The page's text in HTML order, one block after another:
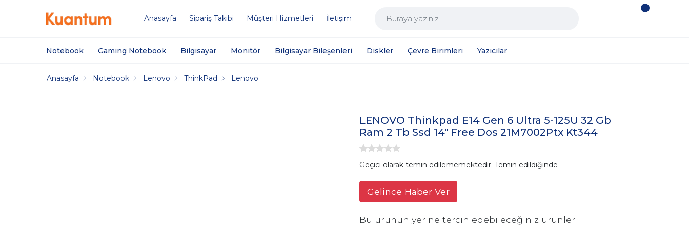
Anasayfa Sipariş Takibi Müşteri Hizmetleri İletişim
Notebook Gaming Notebook Bilgisayar Monitör Bilgisayar Bileşenleri Diskler Çevre Birimleri Yazıcılar
Anasayfa Notebook Lenovo ThinkPad Lenovo
LENOVO Thinkpad E14 Gen 6 Ultra 5-125U 32 Gb
Ram 2 Tb Ssd 14" Free Dos 21M7002Ptx Kt344
Geçici olarak temin edilememektedir. Temin edildiğinde
Gelince Haber Ver
Bu ürünün yerine tercih edebileceğiniz ürünler